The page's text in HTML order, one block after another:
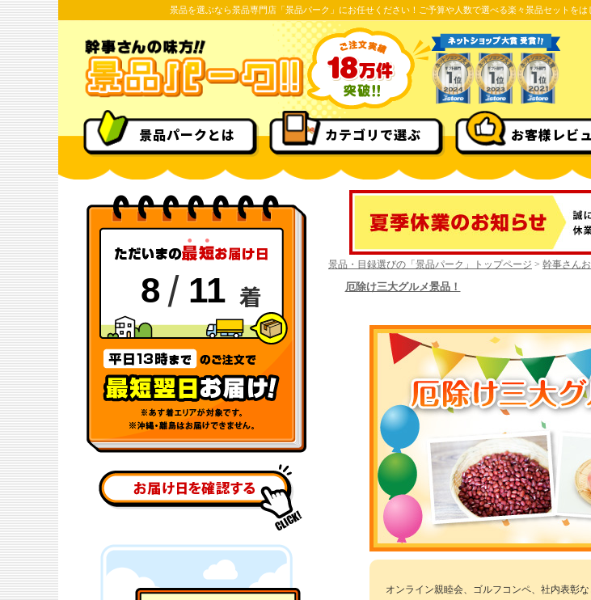
景品を選ぶなら景品専門店「景品パーク」にお任せください！ご予算や人数で選べる楽々景品セットを
景品パークとは カテゴリで選ぶ お客様レビ
8 / 11 着
景品・目録選びの「景品パーク」トップページ > 幹事さん
厄除け三大グルメ景品！
オンライン親睦会、ゴルフコンペ、社内表彰